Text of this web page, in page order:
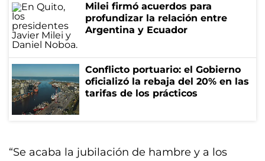
Milei firmó acuerdos para
profundizar la relación entre
Argentina y Ecuador
Conflicto portuario: el Gobierno
oficializó la rebaja del 20% en las
tarifas de los prácticos
“Se acaba la jubilación de hambre y a los